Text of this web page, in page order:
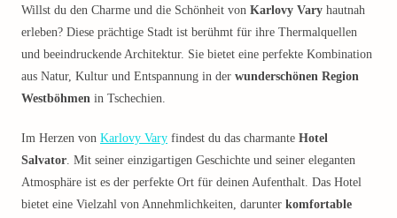
Willst du den Charme und die Schönheit von Karlovy Vary hautnah
erleben? Diese prächtige Stadt ist berühmt für ihre Thermalquellen
und beeindruckende Architektur. Sie bietet eine perfekte Kombination
aus Natur, Kultur und Entspannung in der wunderschönen Region
Westböhmen in Tschechien.
Im Herzen von Karlovy Vary findest du das charmante Hotel
Salvator. Mit seiner einzigartigen Geschichte und seiner eleganten
Atmosphäre ist es der perfekte Ort für deinen Aufenthalt. Das Hotel
bietet eine Vielzahl von Annehmlichkeiten, darunter komfortable